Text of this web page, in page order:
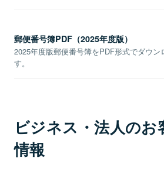
郵便番号簿PDF（2025年度版）
2025年度版郵便番号簿をPDF形式でダウン
す。
ビジネス・法人のお
情報